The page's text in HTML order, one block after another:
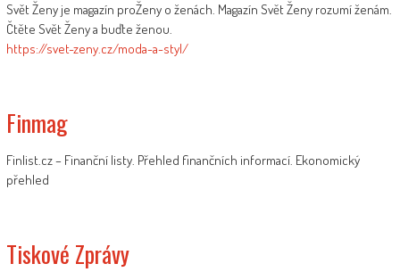
Svět Ženy je magazín proŽeny o ženách. Magazín Svět Ženy rozumí ženám.
Čtěte Svět Ženy a buďte ženou.
https://svet-zeny.cz/moda-a-styl/
Finmag
Finlist.cz – Finanční listy. Přehled finančních informací. Ekonomický
přehled
Tiskové Zprávy